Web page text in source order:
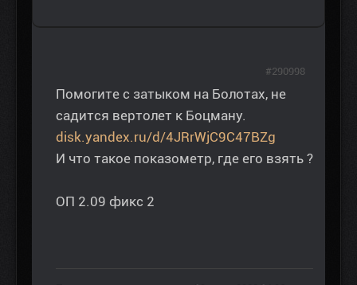
Помогите с затыком на Болотах, не
садится вертолет к Боцману.
disk.yandex.ru/d/4JRrWjC9C47BZg
И что такое показометр, где его взять ?
ОП 2.09 фикс 2
#290998